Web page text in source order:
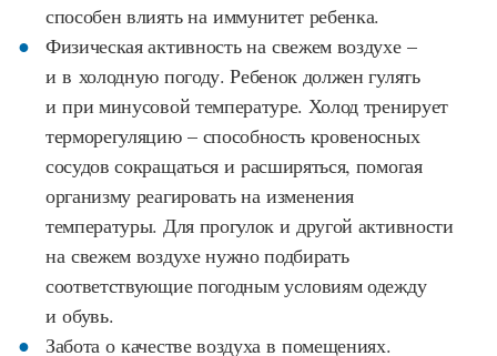
способен влиять на иммунитет ребенка.
Физическая активность на свежем воздухе –
и в холодную погоду. Ребенок должен гулять
и при минусовой температуре. Холод тренирует
терморегуляцию – способность кровеносных
сосудов сокращаться и расширяться, помогая
организму реагировать на изменения
температуры. Для прогулок и другой активности
на свежем воздухе нужно подбирать
соответствующие погодным условиям одежду
и обувь.
Забота о качестве воздуха в помещениях.